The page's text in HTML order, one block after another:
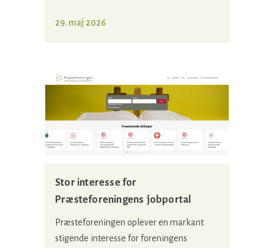
29. maj 2026
Stor interesse for
Præsteforeningens jobportal
Præsteforeningen oplever en markant
stigende interesse for foreningens